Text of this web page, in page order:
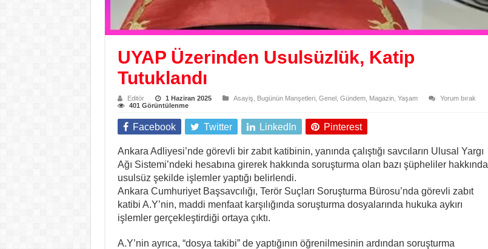
UYAP Üzerinden Usulsüzlük, Katip
Tutuklandı
Editör 1 Haziran 2025 Asayiş Bugünün Manşetleri, Genel, Gündem, Magazin, Yaşam
Yorum bırak
401 Görüntülenme
Facebook Twitter LinkedIn Pinterest
Ankara Adliyesi’nde görevli bir zabıt katibinin, yanında çalıştığı savcıların Ulusal Yargı
Ağı Sistemi’ndeki hesabına girerek hakkında soruşturma olan bazı şüpheliler hakkında
usulsüz şekilde işlemler yaptığı belirlendi.
Ankara Cumhuriyet Başsavcılığı, Terör Suçları Soruşturma Bürosu’nda görevli zabıt
katibi A.Y’nin, maddi menfaat karşılığında soruşturma dosyalarında hukuka aykırı
işlemler gerçekleştirdiği ortaya çıktı.
A.Y’nin ayrıca, “dosya takibi” de yaptığının öğrenilmesinin ardından soruşturma